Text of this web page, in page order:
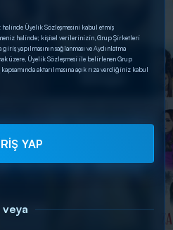
halinde Üyelik Sözleşmesini kabul etmiş
halinde; kişisel verilerinizin, Grup Şirketleri
yapılmasının sağlanması ve Aydınlatma
üzere, Üyelik Sözleşmesi ile belirlenen Grup
kapsamında aktarılmasına açık rıza verdiğiniz kabul
YAP
veya